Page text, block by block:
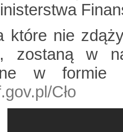
które nie
zostaną w
w formie
Cło